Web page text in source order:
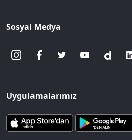
Sosyal Medya
Uygulamalarımız